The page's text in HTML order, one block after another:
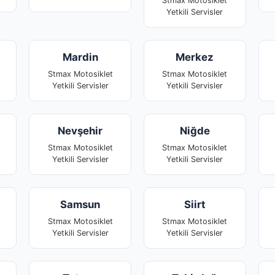
Yetkili Servisler
Mardin
Stmax Motosiklet
Yetkili Servisler
Merkez
Stmax Motosiklet
Yetkili Servisler
Nevşehir
Stmax Motosiklet
Yetkili Servisler
Niğde
Stmax Motosiklet
Yetkili Servisler
Samsun
Stmax Motosiklet
Yetkili Servisler
Siirt
Stmax Motosiklet
Yetkili Servisler